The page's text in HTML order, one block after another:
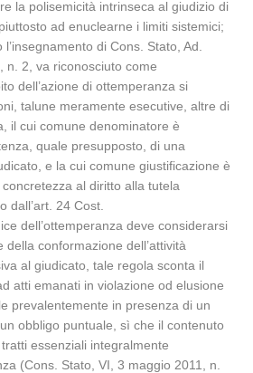
la polisemicità intrinseca al giudizio di
ad enuclearne i limiti sistemici;
di Cons. Stato, Ad.
n. 2, va riconosciuto come
dell’azione di ottemperanza si
talune meramente esecutive, altre di
il cui comune denominatore è
quale presupposto, di una
e la cui comune giustificazione è
al diritto alla tutela
dall’art. 24 Cost.
dell’ottemperanza deve considerarsi
conformazione dell’attività
al giudicato, tale regola sconta il
atti emanati in violazione od elusione
prevalentemente in presenza di un
obbligo puntuale, sì che il contenuto
essenziali integralmente
(Cons. Stato, VI, 3 maggio 2011, n.